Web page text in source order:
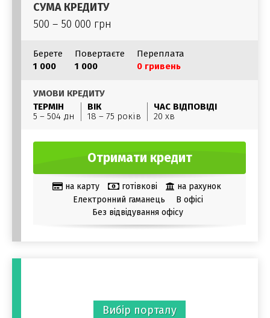
СУМА КРЕДИТУ
500 – 50 000 грн
Берете
1 000
Повертаєте
1 000
Переплата
0 гривень
УМОВИ КРЕДИТУ
ТЕРМІН
5 – 504 дн
ВІК
18 – 75 років
ЧАС ВІДПОВІДІ
20 хв
Отримати кредит
на карту готівкові
на рахунок
Електронний гаманець
В офісі
Без відвідування офісу
Вибір порталу